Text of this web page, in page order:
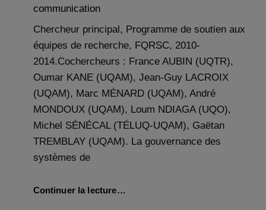
communication
Chercheur principal, Programme de soutien aux
équipes de recherche, FQRSC, 2010-
2014.Cochercheurs : France AUBIN (UQTR),
Oumar KANE (UQAM), Jean-Guy LACROIX
(UQAM), Marc MÉNARD (UQAM), André
MONDOUX (UQAM), Loum NDIAGA (UQO),
Michel SÉNÉCAL (TÉLUQ-UQAM), Gaëtan
TREMBLAY (UQAM). La gouvernance des
systèmes de
Continuer la lecture…